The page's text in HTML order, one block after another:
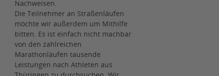
Nachweisen.
Die Teilnehmer an Straßenläufen
möchte wir außerdem um Mithilfe
bitten. Es ist einfach nicht machbar
von den zahlreichen
Marathonläufen tausende
Leistungen nach Athleten aus